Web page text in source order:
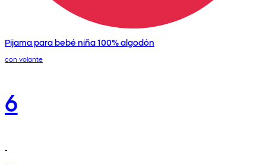
Pijama para bebé niña 100% algodón
con volante
6